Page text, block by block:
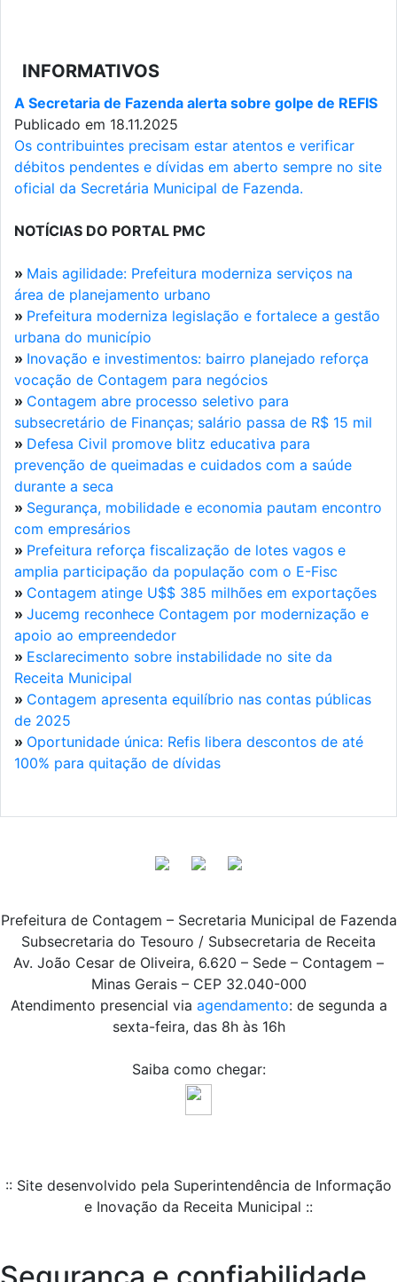
INFORMATIVOS
A Secretaria de Fazenda alerta sobre golpe de REFIS
Publicado em 18.11.2025
Os contribuintes precisam estar atentos e verificar
débitos pendentes e dívidas em aberto sempre no site
oficial da Secretária Municipal de Fazenda.
NOTÍCIAS DO PORTAL PMC
» Mais agilidade: Prefeitura moderniza serviços na
área de planejamento urbano
» Prefeitura moderniza legislação e fortalece a gestão
urbana do município
» Inovação e investimentos: bairro planejado reforça
vocação de Contagem para negócios
» Contagem abre processo seletivo para
subsecretário de Finanças; salário passa de R$ 15 mil
» Defesa Civil promove blitz educativa para
prevenção de queimadas e cuidados com a saúde
durante a seca
» Segurança, mobilidade e economia pautam encontro
com empresários
» Prefeitura reforça fiscalização de lotes vagos e
amplia participação da população com o E-Fisc
» Contagem atinge U$$ 385 milhões em exportações
» Jucemg reconhece Contagem por modernização e
apoio ao empreendedor
» Esclarecimento sobre instabilidade no site da
Receita Municipal
» Contagem apresenta equilíbrio nas contas públicas
de 2025
» Oportunidade única: Refis libera descontos de até
100% para quitação de dívidas
Prefeitura de Contagem – Secretaria Municipal de Fazenda
Subsecretaria do Tesouro / Subsecretaria de Receita
Av. João Cesar de Oliveira, 6.620 – Sede – Contagem –
Minas Gerais – CEP 32.040-000
Atendimento presencial via agendamento: de segunda a
sexta-feira, das 8h às 16h
Saiba como chegar:
:: Site desenvolvido pela Superintendência de Informação
e Inovação da Receita Municipal ::